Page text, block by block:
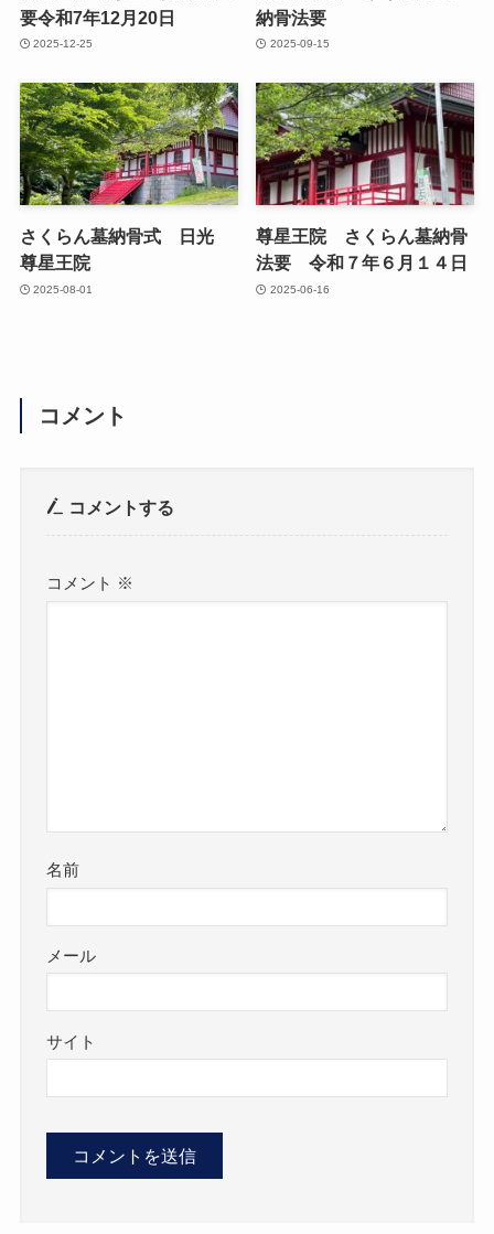
要令和7年12月20日
2025-12-25
納骨法要
2025-09-15
さくらん墓納骨式 日光
尊星王院
2025-08-01
尊星王院 さくらん墓納骨
法要 令和７年６月１４日
2025-06-16
コメント
コメントする
コメント ※
名前
メール
サイト